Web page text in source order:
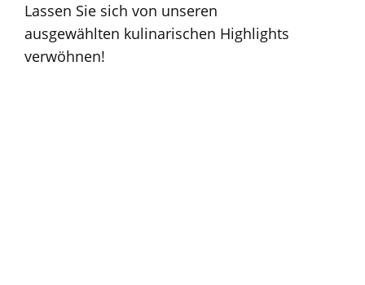
Lassen Sie sich von unseren
ausgewählten kulinarischen Highlights
verwöhnen!